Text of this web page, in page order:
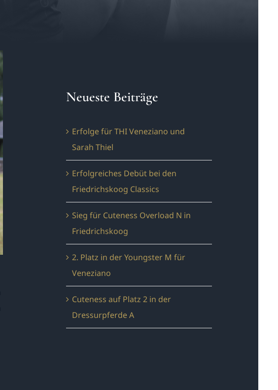
Neueste Beiträge
Erfolge für THI Veneziano und
Sarah Thiel
Erfolgreiches Debüt bei den
Friedrichskoog Classics
Sieg für Cuteness Overload N in
Friedrichskoog
2. Platz in der Youngster M für
Veneziano
Cuteness auf Platz 2 in der
Dressurpferde A